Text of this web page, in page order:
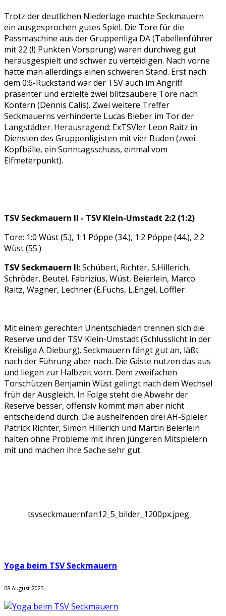
Trotz der deutlichen Niederlage machte Seckmauern
ein ausgesprochen gutes Spiel. Die Tore für die
Passmaschine aus der Gruppenliga DA (Tabellenführer
mit 22 (!) Punkten Vorsprung) waren durchweg gut
herausgespielt und schwer zu verteidigen. Nach vorne
hatte man allerdings einen schweren Stand. Erst nach
dem 0:6-Rückstand war der TSV auch im Angriff
präsenter und erzielte zwei blitzsaubere Tore nach
Kontern (Dennis Calis). Zwei weitere Treffer
Seckmauerns verhinderte Lucas Bieber im Tor der
Langstädter. Herausragend: ExTSVler Leon Raitz in
Diensten des Gruppenligisten mit vier Buden (zwei
Kopfbälle, ein Sonntagsschuss, einmal vom
Elfmeterpunkt).
TSV Seckmauern II - TSV Klein-Umstadt 2:2 (1:2)
Tore: 1:0 Wüst (5.), 1:1 Pöppe (34.), 1:2 Pöppe (44.), 2:2
Wüst (55.)
TSV Seckmauern II: Schübert, Richter, S.Hillerich,
Schröder, Beutel, Fabrizius, Wüst, Beierlein, Marco
Raitz, Wagner, Lechner (E.Fuchs, L.Engel, Löffler
Mit einem gerechten Unentschieden trennen sich die
Reserve und der TSV Klein-Umstadt (Schlusslicht in der
Kreisliga A Dieburg). Seckmauern fängt gut an, läßt
nach der Führung aber nach. Die Gäste nutzen das aus
und liegen zur Halbzeit vorn. Dem zweifachen
Torschützen Benjamin Wüst gelingt nach dem Wechsel
früh der Ausgleich. In Folge steht die Abwehr der
Reserve besser, offensiv kommt man aber nicht
entscheidend durch. Die aushelfenden drei AH-Spieler
Patrick Richter, Simon Hillerich und Martin Beierlein
halten ohne Probleme mit ihren jüngeren Mitspielern
mit und machen ihre Sache sehr gut.
tsvseckmauernfan12_5_bilder_1200px.jpeg
Yoga beim TSV Seckmauern
08 August 2025